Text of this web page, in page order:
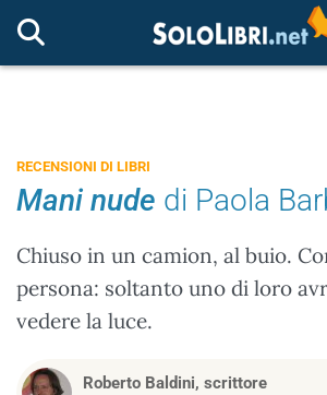
RECENSIONI DI LIBRI
Mani nude di Paola
Chiuso in un camion, al buio.
persona: soltanto uno di loro
vedere la luce.
Roberto Baldini, scrittore